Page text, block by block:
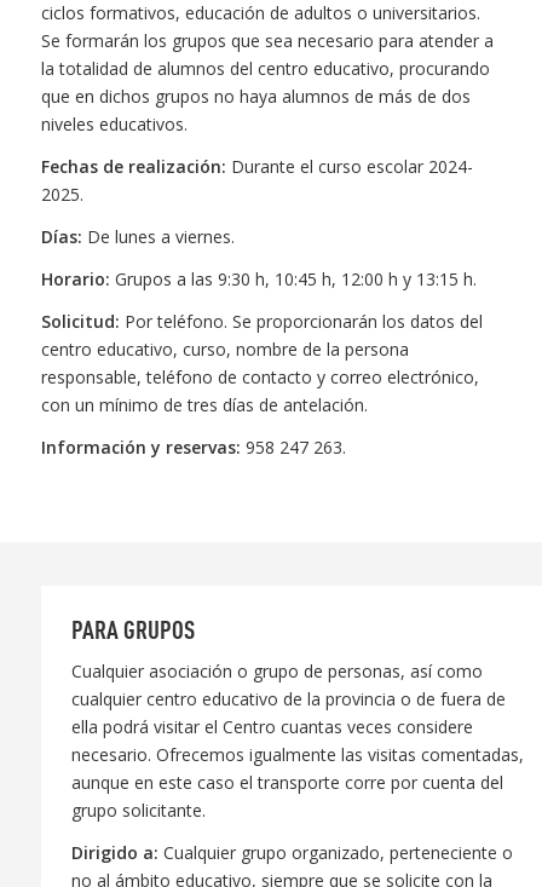
ciclos formativos, educación de adultos o universitarios.
Se formarán los grupos que sea necesario para atender a
la totalidad de alumnos del centro educativo, procurando
que en dichos grupos no haya alumnos de más de dos
niveles educativos.
Fechas de realización: Durante el curso escolar 2024-
2025.
Días: De lunes a viernes.
Horario: Grupos a las 9:30 h, 10:45 h, 12:00 h y 13:15 h.
Solicitud: Por teléfono. Se proporcionarán los datos del
centro educativo, curso, nombre de la persona
responsable, teléfono de contacto y correo electrónico,
con un mínimo de tres días de antelación.
Información y reservas: 958 247 263.
PARA GRUPOS
Cualquier asociación o grupo de personas, así como
cualquier centro educativo de la provincia o de fuera de
ella podrá visitar el Centro cuantas veces considere
necesario. Ofrecemos igualmente las visitas comentadas,
aunque en este caso el transporte corre por cuenta del
grupo solicitante.
Dirigido a: Cualquier grupo organizado, perteneciente o
no al ámbito educativo, siempre que se solicite con la